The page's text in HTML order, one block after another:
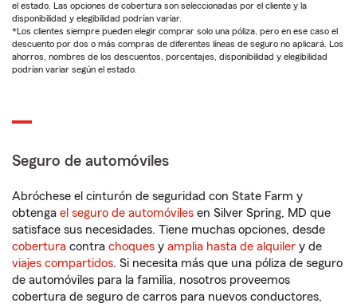
el estado. Las opciones de cobertura son seleccionadas por el cliente y la
disponibilidad y elegibilidad podrían variar.
*Los clientes siempre pueden elegir comprar solo una póliza, pero en ese caso el
descuento por dos o más compras de diferentes líneas de seguro no aplicará. Los
ahorros, nombres de los descuentos, porcentajes, disponibilidad y elegibilidad
podrían variar según el estado.
Seguro de automóviles
Abróchese el cinturón de seguridad con State Farm y
obtenga el seguro de automóviles en Silver Spring, MD que
satisface sus necesidades. Tiene muchas opciones, desde
cobertura contra choques y amplia hasta de alquiler y de
viajes compartidos. Si necesita más que una póliza de seguro
de automóviles para la familia, nosotros proveemos
cobertura de seguro de carros para nuevos conductores,